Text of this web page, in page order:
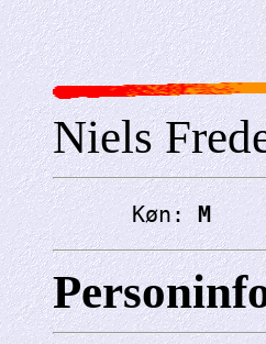
Niels
      Køn:
M